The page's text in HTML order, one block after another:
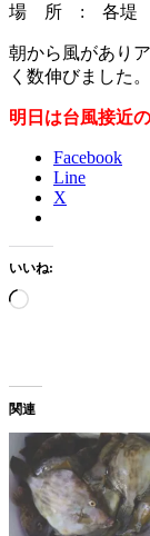
場 所 : 各堤
朝から風があり
く数伸びました。
明日は台風接近
Facebook
Line
X
いいね:
読
中…
関連